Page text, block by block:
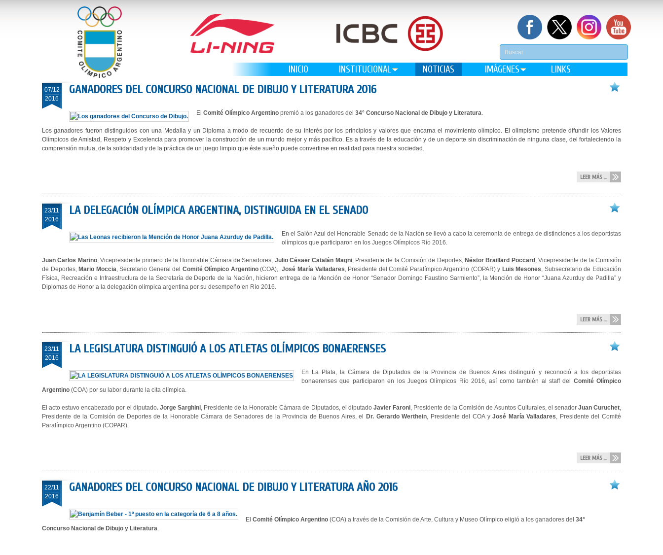
INICIO INSTITUCIONAL NOTICIAS IMÁGENES LINKS
07/12
2016
GANADORES DEL CONCURSO NACIONAL DE DIBUJO Y LITERATURA 2016
El Comité Olímpico Argentino premió a los ganadores del 34° Concurso Nacional de Dibujo y Literatura.
Los ganadores fueron distinguidos con una Medalla y un Diploma a modo de recuerdo de su interés por los principios y valores que encarna el movimiento olímpico. El olimpismo pretende difundir los Valores
Olímpicos de Amistad, Respeto y Excelencia para promover la construcción de un mundo mejor y más pacífico. Es a través de la educación y de un deporte sin discriminación de ninguna clase, del fortaleciendo la
comprensión mutua, de la solidaridad y de la práctica de un juego limpio que éste sueño puede convertirse en realidad para nuestra sociedad.
LEER MÁS ...
23/11
2016
LA DELEGACIÓN OLÍMPICA ARGENTINA, DISTINGUIDA EN EL SENADO
En el Salón Azul del Honorable Senado de la Nación se llevó a cabo la ceremonia de entrega de distinciones a los deportistas
olímpicos que participaron en los Juegos Olímpicos Río 2016.
Juan Carlos Marino, Vicepresidente primero de la Honorable Cámara de Senadores, Julio Césaer Catalán Magni, Presidente de la Comisión de Deportes, Néstor Braillard Poccard , Vicepresidente de la Comisión
de Deportes, Mario Moccia, Secretario General del Comité Olímpico Argentino(COA),José María Valladares, Presidente del Comité Paralímpico Argentino (COPAR) y Luis Mesones, Subsecretario de Educación
Física, Recreación e Infraestructura de la Secretaría de Deporte de la Nación, hicieron entrega de la Mención de Honor “Senador Domingo Faustino Sarmiento”, la Mención de Honor “Juana Azurduy de Padilla” y
Diplomas de Honor a la delegación olímpica argentina por su desempeño en Río 2016.
LEER MÁS ...
23/11
2016
LA LEGISLATURA DISTINGUIÓ A LOS ATLETAS OLÍMPICOS BONAERENSES
En La Plata, la Cámara de Diputados de la Provincia de Buenos Aires distinguió y reconoció a los deportistas
bonaerenses que participaron en los Juegos Olímpicos Río 2016, así como también al staff del Comité Olímpico
Argentino (COA) por su labor durante la cita olímpica.
El acto estuvo encabezado por el diputado. Jorge Sarghini, Presidente de la Honorable Cámara de Diputados, el diputado Javier Faroni, Presidente de la Comisión de Asuntos Culturales, el senador Juan Curuchet,
Presidente de la Comisión de Deportes de la Honorable Cámara de Senadores de la Provincia de Buenos Aires, el
Dr. Gerardo Werthein, Presidente del COA yJosé María Valladares, Presidente del Comité
Paralímpico Argentino (COPAR).
LEER MÁS ...
22/11
2016
GANADORES DEL CONCURSO NACIONAL DE DIBUJO Y LITERATURA AÑO 2016
El Comité Olímpico Argentino (COA) a través de la Comisión de Arte, Cultura y Museo Olímpico eligió a los ganadores del 34°
Concurso Nacional de Dibujo y Literatura.